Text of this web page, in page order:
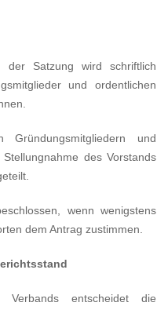
Satzung wird schriftlich
und ordentlichen
und
des Vorstands
wenn wenigstens
dem Antrag zustimmen.
entscheidet die